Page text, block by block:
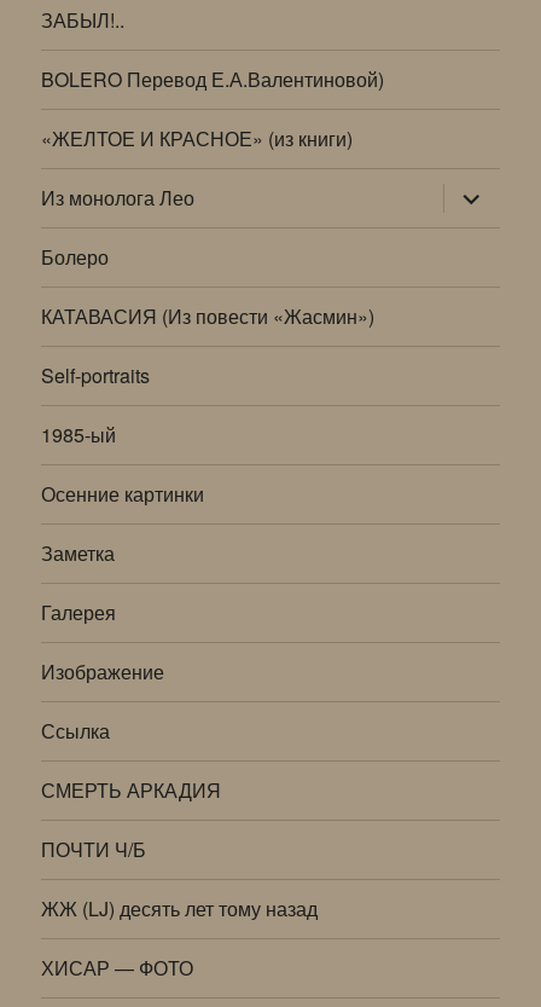
ЗАБЫЛ!..
BOLERO Перевод Е.А.Валентиновой)
«ЖЕЛТОЕ И КРАСНОЕ» (из книги)
Из монолога Лео раскрыть
дочернее
меню
Болеро
КАТАВАСИЯ (Из повести «Жасмин»)
Self-portraits
1985-ый
Осенние картинки
Заметка
Галерея
Изображение
Ссылка
СМЕРТЬ АРКАДИЯ
ПОЧТИ Ч/Б
ЖЖ (LJ) десять лет тому назад
ХИСАР — ФОТО